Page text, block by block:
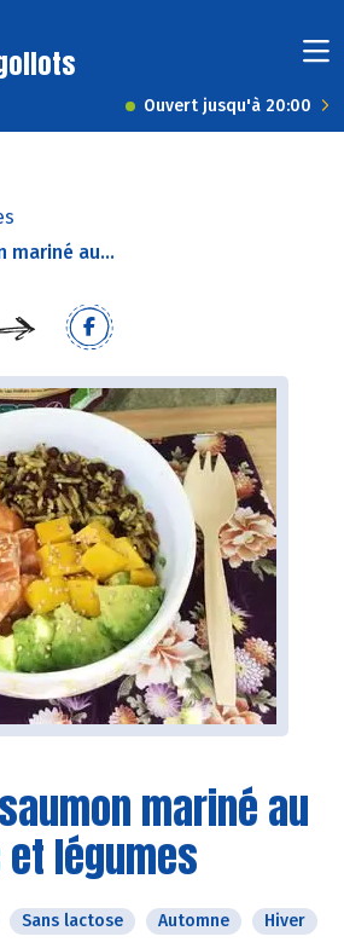
Ouvert jusqu'à 20:00
mariné au...
mariné au
légumes
Sans lactose Automne
Hiver